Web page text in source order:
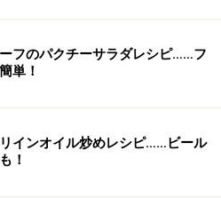
フのパクチーサラダレシピ……フ
単！
インオイル炒めレシピ……ビール
！